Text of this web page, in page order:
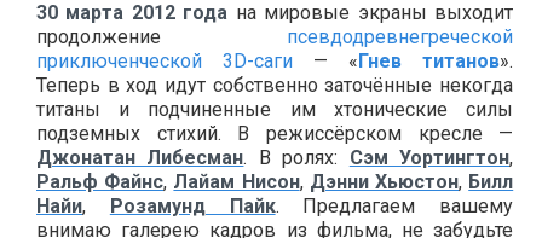
30 марта 2012 года на мировые экраны выходит
продолжение псевдодревнегреческой
приключенческой 3D-саги — «Гнев титанов».
Теперь в ход идут собственно заточённые некогда
титаны и подчиненные им хтонические силы
подземных стихий. В режиссёрском кресле —
Джонатан Либесман. В ролях: Сэм Уортингтон,
Ральф Файнс, Лайам Нисон, Дэнни Хьюстон, Билл
Найи, Розамунд Пайк. Предлагаем вашему
внимаю галерею кадров из фильма, не забудьте